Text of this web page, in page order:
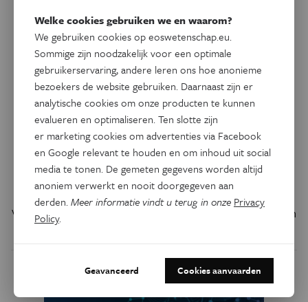
Psyche & Brein
Waarom vrouwen vaker
migraine hebben
Veranderingen in oestrogeenlevels zorgen dat de hoofdpijn
Welke cookies gebruiken we en waarom?
We gebruiken cookies op eoswetenschap.eu.
Sommige zijn noodzakelijk voor een optimale
gebruikerservaring, andere leren ons hoe anonieme
bezoekers de website gebruiken. Daarnaast zijn er
analytische cookies om onze producten te kunnen
evalueren en optimaliseren. Ten slotte zijn
er marketing cookies om advertenties via Facebook
en Google relevant te houden en om inhoud uit social
media te tonen. De gemeten gegevens worden altijd
anoniem verwerkt en nooit doorgegeven aan
derden.Meer informatie vindt u terug in onze Privacy
Policy.
Geavanceerd Cookies aanvaarden